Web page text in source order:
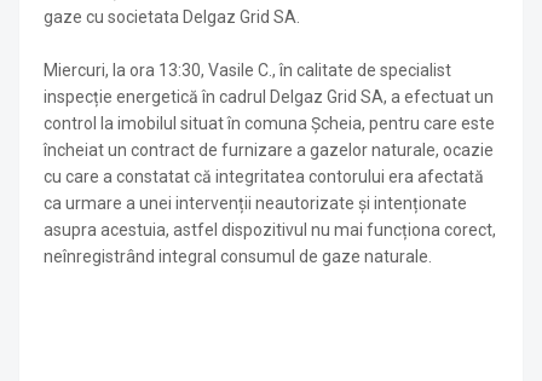
gaze cu societata Delgaz Grid SA.
Miercuri, la ora 13:30, Vasile C., în calitate de specialist
inspecție energetică în cadrul Delgaz Grid SA, a efectuat un
control la imobilul situat în comuna Șcheia, pentru care este
încheiat un contract de furnizare a gazelor naturale, ocazie
cu care a constatat că integritatea contorului era afectată
ca urmare a unei intervenții neautorizate și intenționate
asupra acestuia, astfel dispozitivul nu mai funcționa corect,
neînregistrând integral consumul de gaze naturale.